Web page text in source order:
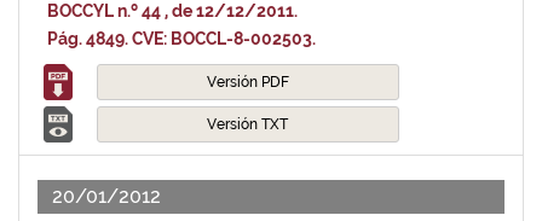
BOCCYL n.º 44 , de 12/12/2011.
Pág. 4849. CVE: BOCCL-8-002503.
Versión PDF
Versión TXT
20/01/2012